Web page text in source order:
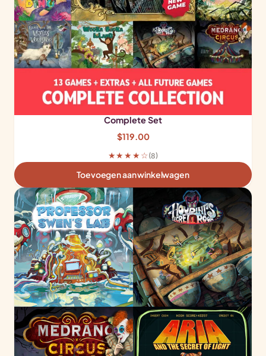
Complete Set
$119.00
★★★★☆ (8)
Toevoegen aan winkelwagen